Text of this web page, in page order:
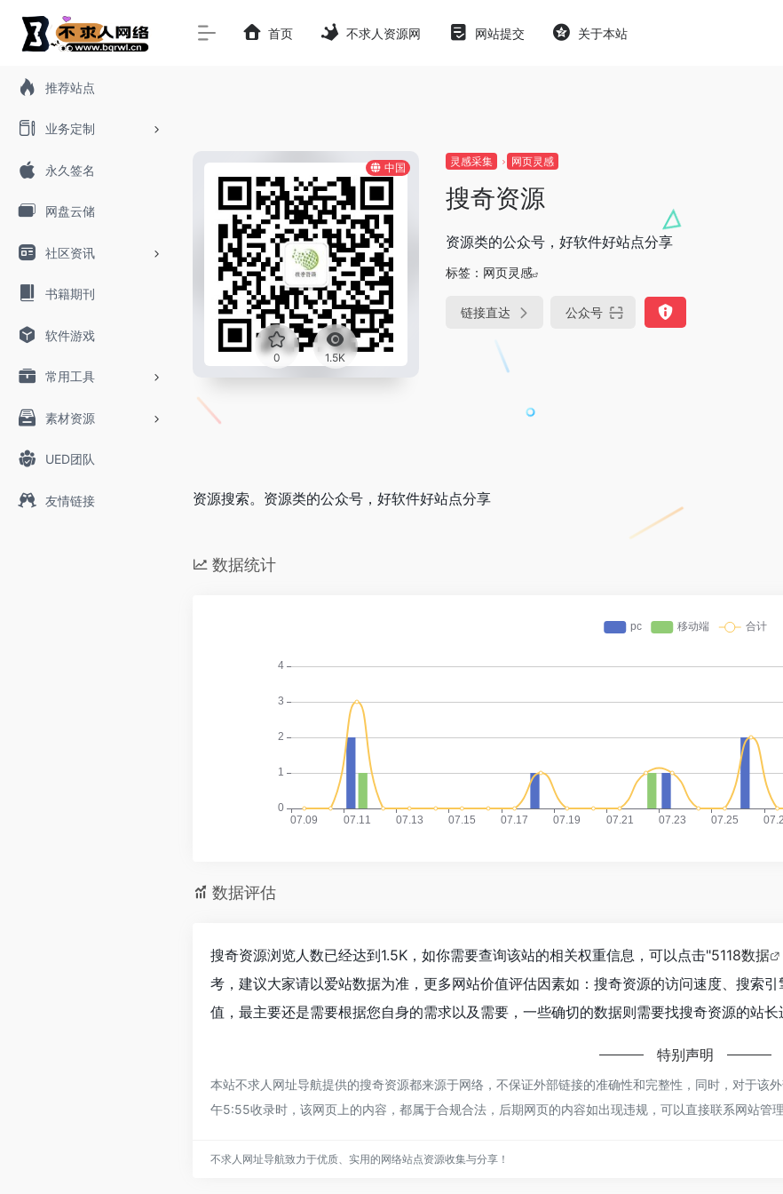
推荐站点
业务定制
永久签名
网盘云储
社区资讯
书籍期刊
软件游戏
常用工具
素材资源
UED团队
友情链接
首页 不求人资源网 网站提交 关于本站
中国
0 1.5K
灵感采集 网页灵感
搜奇资源
资源类的公众号，好软件好站点分享
标签： 网页灵感
链接直达 公众号
资源搜索。资源类的公众号，好软件好站点分享
数据统计
数据评估
搜奇资源浏览人数已经达到1.5K，如你需要查询该站的相关权重信息，可以点击"5118数据
考，建议大家请以爱站数据为准，更多网站价值评估因素如：搜奇资源的访问速度、搜索
值，最主要还是需要根据您自身的需求以及需要，一些确切的数据则需要找搜奇资源的站
特别声明
本站不求人网址导航提供的搜奇资源都来源于网络，不保证外部链接的准确性和完整性，同时，对于
午5:55收录时，该网页上的内容，都属于合规合法，后期网页的内容如出现违规，可以直接联系网站管
不求人网址导航致力于优质、实用的网络站点资源收集与分享！